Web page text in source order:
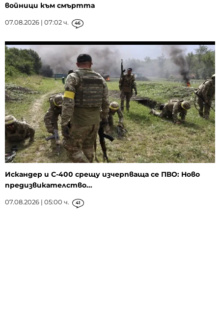
войници към смъртта
07.08.2026 | 07:02 ч. 46
Искандер и С-400 срещу изчерпваща се ПВО: Ново
предизвикателство...
07.08.2026 | 05:00 ч. 41